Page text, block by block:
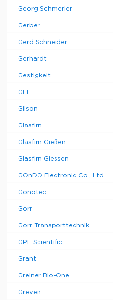
Georg Schmerler
Gerber
Gerd Schneider
Gerhardt
Gestigkeit
GFL
Gilson
Glasfirn
Glasfirn Gießen
Glasfirn Giessen
GOnDO Electronic Co., Ltd.
Gonotec
Gorr
Gorr Transporttechnik
GPE Scientific
Grant
Greiner Bio-One
Greven